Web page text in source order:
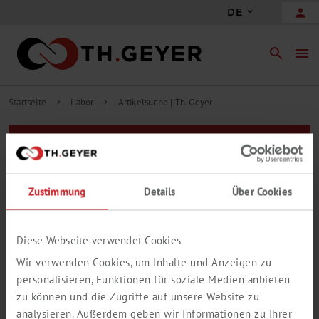
Zustimmung Details Über Cookies
Diese Webseite verwendet Cookies
Wir verwenden Cookies, um Inhalte und Anzeigen zu
personalisieren, Funktionen für soziale Medien anbieten
zu können und die Zugriffe auf unsere Website zu
analysieren. Außerdem geben wir Informationen zu Ihrer
DE person
search menu
Startseite chevron_right Labor chevron_right Artikelsuche | Th. Geyer
Filter
Treffer auf Webseite
0 Treffer in 0 Gruppen